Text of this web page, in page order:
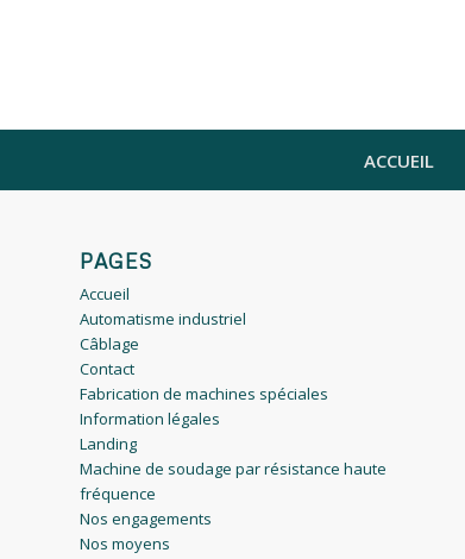
ACCUEIL
PAGES
Accueil
Automatisme industriel
Câblage
Contact
Fabrication de machines spéciales
Information légales
Landing
Machine de soudage par résistance haute
fréquence
Nos engagements
Nos moyens